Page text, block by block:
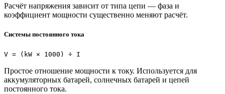
Расчёт напряжения зависит от типа цепи — фаза и
коэффициент мощности существенно меняют расчёт.
Системы постоянного тока
V = (kW × 1000) ÷ I
Простое отношение мощности к току. Используется для
аккумуляторных батарей, солнечных батарей и цепей
постоянного тока.